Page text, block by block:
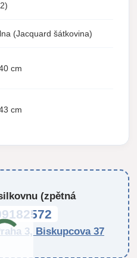
(Jacquard šátkovina)
cm
cm
(zpětná
3, Biskupcova 37